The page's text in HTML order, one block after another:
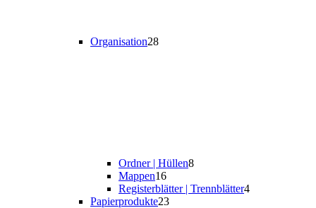
Organisation28
Ordner | Hüllen8
Mappen16
Registerblätter | Trennblätter4
Papierprodukte23